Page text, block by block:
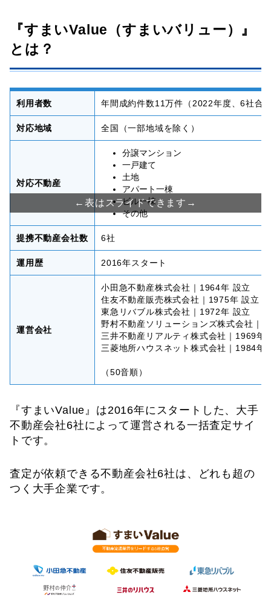
『すまいValue（すまいバリュー）』
とは？
利用者数 年間成約件数11万件（2022年度、6社合
対応地域 全国（一部地域を除く）
対応不動産
分譲マンション
一戸建て
土地
アパート一棟
ビル一棟
その他
提携不動産会社数 6社
運用歴 2016年スタート
運営会社
小田急不動産株式会社｜1964年 設立
住友不動産販売株式会社｜1975年 設立
東急リバブル株式会社｜1972年 設立
野村不動産ソリューションズ株式会社｜
三井不動産リアルティ株式会社｜1969年
三菱地所ハウスネット株式会社｜1984年
（50音順）
『すまいValue』は2016年にスタートした、大手
不動産会社6社によって運営される一括査定サイ
トです。
査定が依頼できる不動産会社6社は、どれも超の
つく大手企業です。